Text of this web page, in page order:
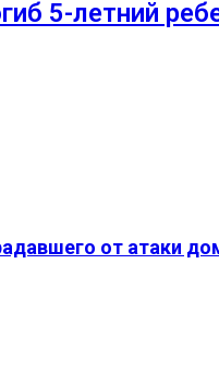
5-летний
от атаки